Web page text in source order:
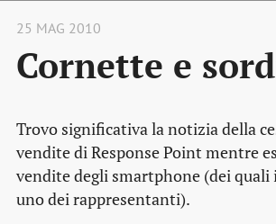
25 MAG 2010
Cornette e
Trovo significativa la notizia della
vendite di Response Point mentre
vendite degli smartphone (dei quali
uno dei rappresentanti).